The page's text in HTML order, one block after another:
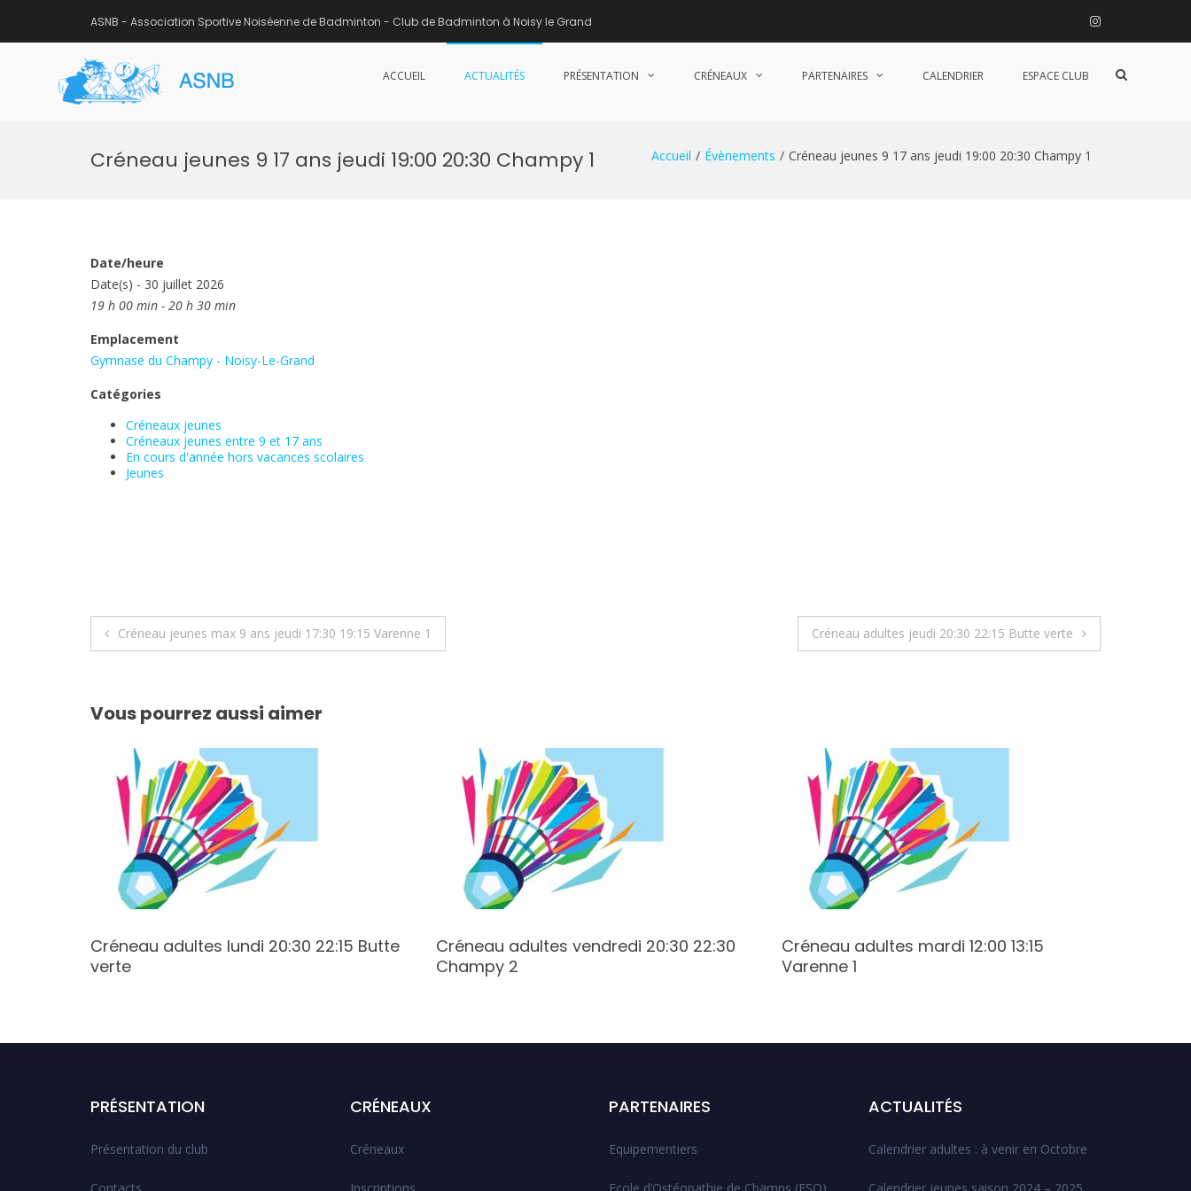
ASNB - Association Sportive Noiséenne de Badminton - Club de Badminton à Noisy le Grand Instagram
ACCUEIL ACTUALITÉS PRÉSENTATION CRÉNEAUX PARTENAIRES CALENDRIER ESPACE CLUB
Afficher
Créneau jeunes 9 17 ans jeudi 19:00 20:30 Champy 1 Accueil Évènements Créneau jeunes 9 17 ans jeudi 19:00 20:30 Champy 1
Date/heure
Date(s) - 30 juillet 2026
19 h 00 min - 20 h 30 min
Emplacement
Gymnase du Champy - Noisy-Le-Grand
Catégories
Créneaux jeunes
Créneaux jeunes entre 9 et 17 ans
En cours d'année hors vacances scolaires
Jeunes
Navigation
l’article
Créneau jeunes max 9 ans jeudi 17:30 19:15 Varenne 1 Créneau adultes jeudi 20:30 22:15 Butte verte
Vous pourrez aussi aimer
Créneau adultes lundi 20:30 22:15 Butte
verte
Créneau adultes vendredi 20:30 22:30
Champy 2
Créneau adultes mardi 12:00 13:15
Varenne 1
PRÉSENTATION
Présentation du club
CRÉNEAUX
Créneaux
PARTENAIRES
Equipementiers
ACTUALITÉS
Calendrier adultes : à venir en Octobre